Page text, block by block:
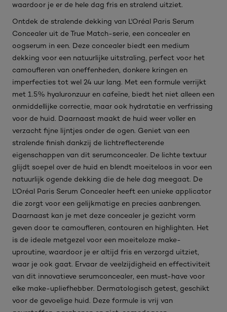
waardoor je er de hele dag fris en stralend uitziet.
Ontdek de stralende dekking van L'Oréal Paris Serum
Concealer uit de True Match-serie, een concealer en
oogserum in een. Deze concealer biedt een medium
dekking voor een natuurlijke uitstraling, perfect voor het
camoufleren van oneffenheden, donkere kringen en
imperfecties tot wel 24 uur lang. Met een formule verrijkt
met 1.5% hyaluronzuur en cafeïne, biedt het niet alleen een
onmiddellijke correctie, maar ook hydratatie en verfrissing
voor de huid. Daarnaast maakt de huid weer voller en
verzacht fijne lijntjes onder de ogen. Geniet van een
stralende finish dankzij de lichtreflecterende
eigenschappen van dit serumconcealer. De lichte textuur
glijdt soepel over de huid en blendt moeiteloos in voor een
natuurlijk ogende dekking die de hele dag meegaat. De
L'Oréal Paris Serum Concealer heeft een unieke applicator
die zorgt voor een gelijkmatige en precies aanbrengen.
Daarnaast kan je met deze concealer je gezicht vorm
geven door te camoufleren, contouren en highlighten. Het
is de ideale metgezel voor een moeiteloze make-
uproutine, waardoor je er altijd fris en verzorgd uitziet,
waar je ook gaat. Ervaar de veelzijdigheid en effectiviteit
van dit innovatieve serumconcealer, een must-have voor
elke make-upliefhebber. Dermatologisch getest, geschikt
voor de gevoelige huid. Deze formule is vrij van